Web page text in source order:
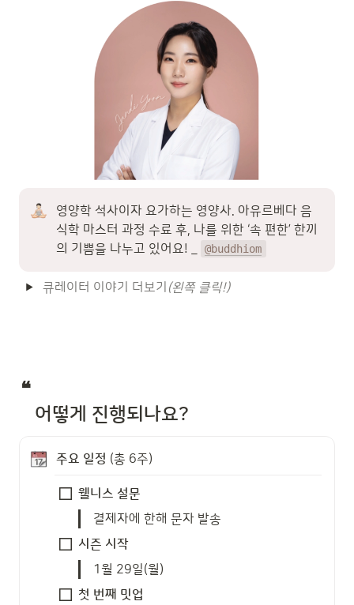
영양학 석사이자 요가하는 영양사. 아유르베다 음
식학 마스터 과정 수료 후, 나를 위한 ‘속 편한’ 한끼
의 기쁨을 나누고 있어요! _
@buddhiom
큐레이터 이야기 더보기 (왼쪽 클릭!)
❝
   어떻게 진행되나요?
주요 일정 (총 6주)
웰니스 설문
결제자에 한해 문자 발송
시즌 시작
1월 29일(월)
첫 번째 밋업